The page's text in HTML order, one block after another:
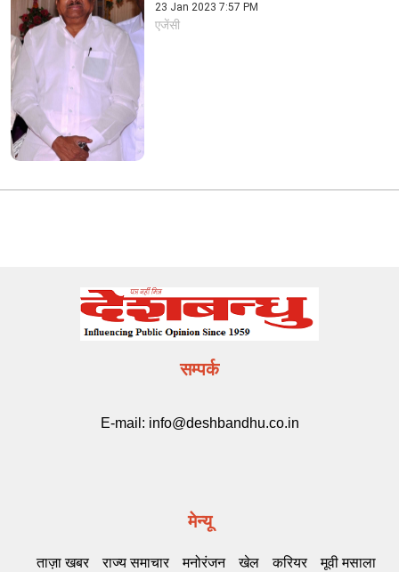
23 Jan 2023 7:57 PM
एजेंसी
सम्पर्क
E-mail: info@deshbandhu.co.in
मेन्यू
ताज़ा खबर राज्य समाचार मनोरंजन खेल करियर मूवी मसाला